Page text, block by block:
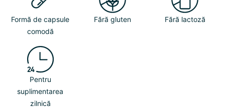
Formă de capsule
comodă
Fără gluten Fără lactoză
Pentru
suplimentarea
zilnică